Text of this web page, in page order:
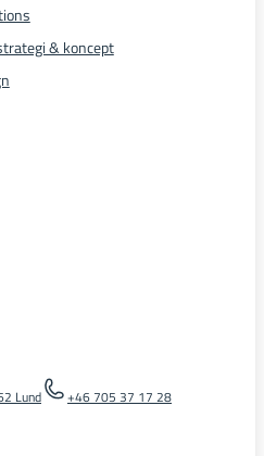
& koncept
Lund
+46 705 37 17 28